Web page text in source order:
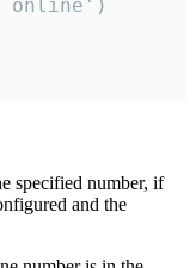
online')
specified number, if
and the